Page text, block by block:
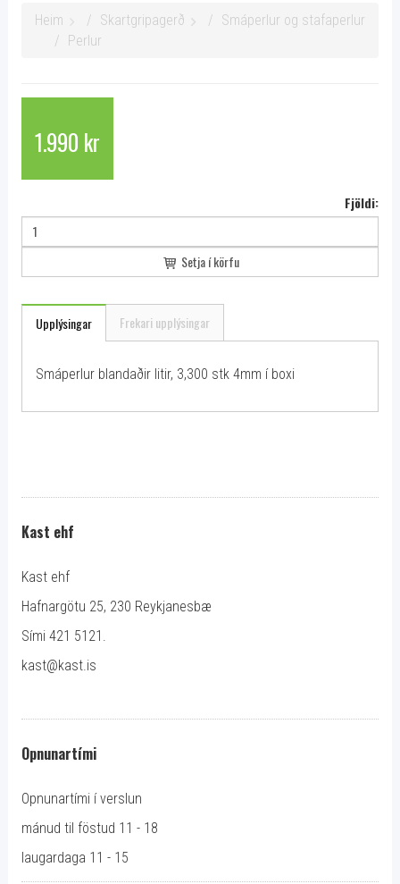
Heim Skartgripagerð
Smáperlur og stafaperlur
Perlur
1.990 kr
Fjöldi:
Setja í körfu
Upplýsingar Frekari upplýsingar
Smáperlur blandaðir litir, 3,300 stk 4mm í boxi
Kast ehf
Kast ehf
Hafnargötu 25, 230 Reykjanesbæ
Sími 421 5121.
kast@kast.is
Opnunartími
Opnunartími í verslun
mánud til föstud 11 - 18
laugardaga 11 - 15